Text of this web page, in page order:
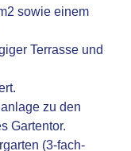
sowie einem
Terrasse und
zu den
Gartentor.
(3-fach-